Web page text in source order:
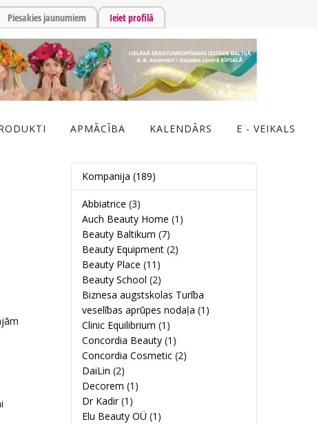
Piesakies jaunumiem Ieiet profilā
APMĀCĪBA KALENDĀRS E - VEIKALS
Kompanija (189)
Abbiatrice (3)
Auch Beauty Home (1)
Beauty Baltikum (7)
Beauty Equipment (2)
Beauty Place (11)
Beauty School (2)
Biznesa augstskolas Turība
veselības aprūpes nodaļa (1)
Clinic Equilibrium (1)
Concordia Beauty (1)
Concordia Cosmetic (2)
DaiLin (2)
Decorem (1)
Dr Kadir (1)
Elu Beauty OÜ (1)